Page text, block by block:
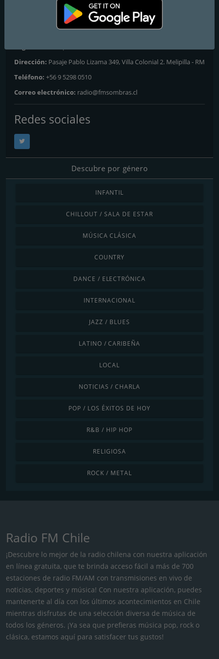
: 102.3 FM
Contactos
Dirección: Pasaje Pablo Lizama 349, Villa Colonial 2. Melipilla - RM
Teléfono: +56 9 5298 0510
Correo electrónico: radio@fmsombras.cl
Redes sociales
Descubre por género
INFANTIL
CHILLOUT / SALA DE ESTAR
MÚSICA CLÁSICA
COUNTRY
DANCE / ELECTRÓNICA
INTERNACIONAL
JAZZ / BLUES
LATINO / CARIBEÑA
LOCAL
NOTICIAS / CHARLA
POP / LOS ÉXITOS DE HOY
R&B / HIP HOP
RELIGIOSA
ROCK / METAL
Radio FM Chile
¡Descubre lo mejor de la radio chilena con nuestra aplicación
en línea gratuita, que te brinda acceso fácil a más de 700
estaciones de radio FM/AM con transmisiones en vivo de
noticias, deportes y música! Con nuestra aplicación, puedes
mantenerte al día con los últimos acontecimientos en Chile
mientras disfrutas de una selección diversa de música de
todos los géneros. ¡Ya sea que prefieras música pop, rock o
clásica, estamos aquí para satisfacer tus gustos!